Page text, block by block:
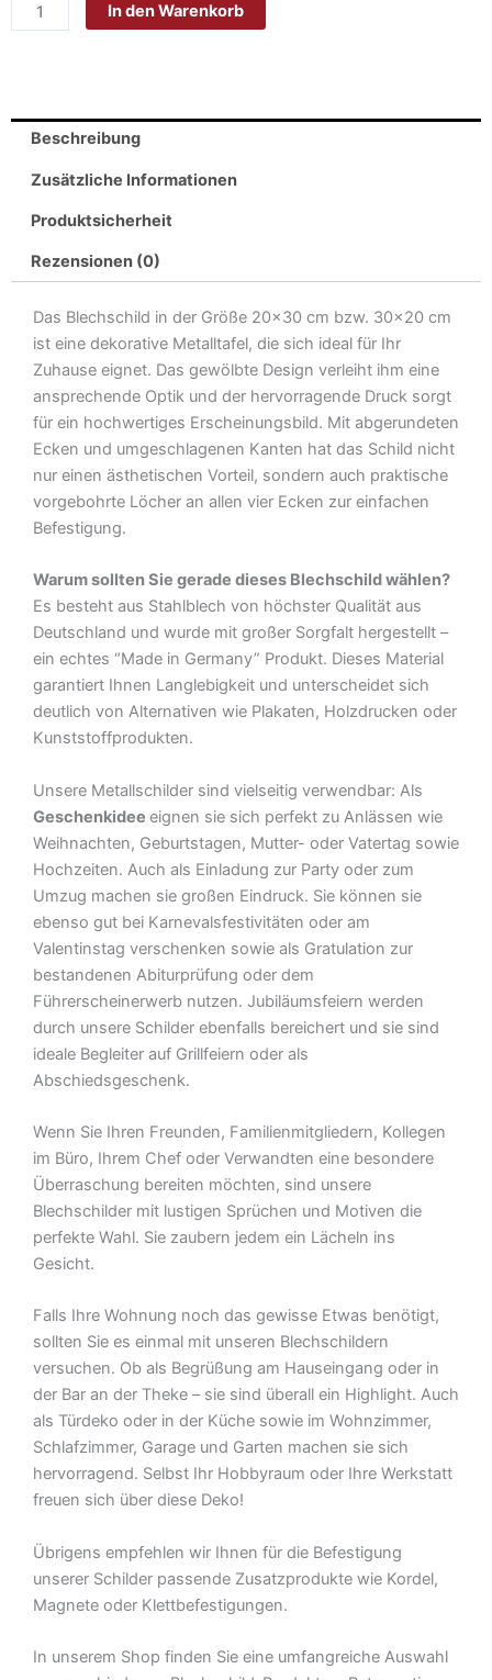
-
Spruch
Glück
gern
gute
Metall
Deko
Blechschild
Menge
In den Warenkorb
Beschreibung
Zusätzliche Informationen
Produktsicherheit
Rezensionen (0)
Das Blechschild in der Größe 20×30 cm bzw. 30×20 cm
ist eine dekorative Metalltafel, die sich ideal für Ihr
Zuhause eignet. Das gewölbte Design verleiht ihm eine
ansprechende Optik und der hervorragende Druck sorgt
für ein hochwertiges Erscheinungsbild. Mit abgerundeten
Ecken und umgeschlagenen Kanten hat das Schild nicht
nur einen ästhetischen Vorteil, sondern auch praktische
vorgebohrte Löcher an allen vier Ecken zur einfachen
Befestigung.
Warum sollten Sie gerade dieses Blechschild wählen?
Es besteht aus Stahlblech von höchster Qualität aus
Deutschland und wurde mit großer Sorgfalt hergestellt –
ein echtes “Made in Germany” Produkt. Dieses Material
garantiert Ihnen Langlebigkeit und unterscheidet sich
deutlich von Alternativen wie Plakaten, Holzdrucken oder
Kunststoffprodukten.
Unsere Metallschilder sind vielseitig verwendbar: Als
Geschenkidee eignen sie sich perfekt zu Anlässen wie
Weihnachten, Geburtstagen, Mutter- oder Vatertag sowie
Hochzeiten. Auch als Einladung zur Party oder zum
Umzug machen sie großen Eindruck. Sie können sie
ebenso gut bei Karnevalsfestivitäten oder am
Valentinstag verschenken sowie als Gratulation zur
bestandenen Abiturprüfung oder dem
Führerscheinerwerb nutzen. Jubiläumsfeiern werden
durch unsere Schilder ebenfalls bereichert und sie sind
ideale Begleiter auf Grillfeiern oder als
Abschiedsgeschenk.
Wenn Sie Ihren Freunden, Familienmitgliedern, Kollegen
im Büro, Ihrem Chef oder Verwandten eine besondere
Überraschung bereiten möchten, sind unsere
Blechschilder mit lustigen Sprüchen und Motiven die
perfekte Wahl. Sie zaubern jedem ein Lächeln ins
Gesicht.
Falls Ihre Wohnung noch das gewisse Etwas benötigt,
sollten Sie es einmal mit unseren Blechschildern
versuchen. Ob als Begrüßung am Hauseingang oder in
der Bar an der Theke – sie sind überall ein Highlight. Auch
als Türdeko oder in der Küche sowie im Wohnzimmer,
Schlafzimmer, Garage und Garten machen sie sich
hervorragend. Selbst Ihr Hobbyraum oder Ihre Werkstatt
freuen sich über diese Deko!
Übrigens empfehlen wir Ihnen für die Befestigung
unserer Schilder passende Zusatzprodukte wie Kordel,
Magnete oder Klettbefestigungen.
In unserem Shop finden Sie eine umfangreiche Auswahl